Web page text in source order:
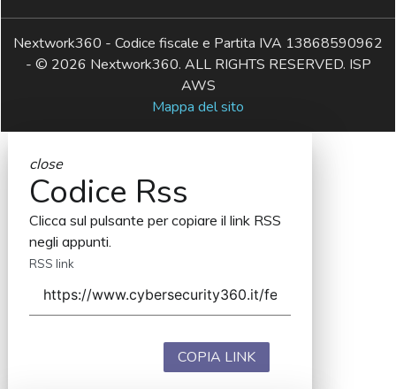
Nextwork360 - Codice fiscale e Partita IVA 13868590962
- © 2026 Nextwork360. ALL RIGHTS RESERVED. ISP
AWS
Mappa del sito
close
Codice Rss
Clicca sul pulsante per copiare il link RSS
negli appunti.
RSS link
COPIA LINK